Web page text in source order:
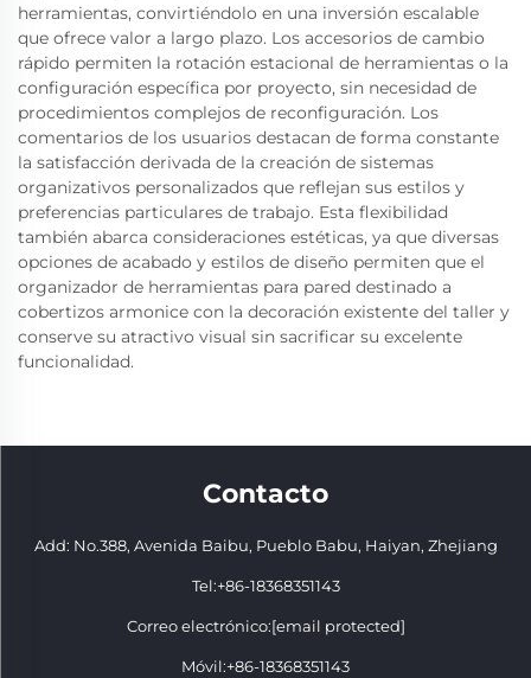
herramientas, convirtiéndolo en una inversión escalable
que ofrece valor a largo plazo. Los accesorios de cambio
rápido permiten la rotación estacional de herramientas o la
configuración específica por proyecto, sin necesidad de
procedimientos complejos de reconfiguración. Los
comentarios de los usuarios destacan de forma constante
la satisfacción derivada de la creación de sistemas
organizativos personalizados que reflejan sus estilos y
preferencias particulares de trabajo. Esta flexibilidad
también abarca consideraciones estéticas, ya que diversas
opciones de acabado y estilos de diseño permiten que el
organizador de herramientas para pared destinado a
cobertizos armonice con la decoración existente del taller y
conserve su atractivo visual sin sacrificar su excelente
funcionalidad.
Contacto
Add: No.388, Avenida Baibu, Pueblo Babu, Haiyan, Zhejiang
Tel:+86-18368351143
Correo electrónico:[email protected]
Móvil:+86-18368351143